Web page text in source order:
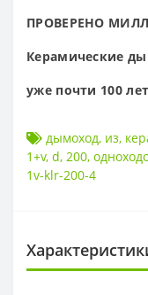
ПРОВЕРЕНО
Керамические
уже почти 100
дымоход, из,
1+v, d, 200,
1v-klr-200-4